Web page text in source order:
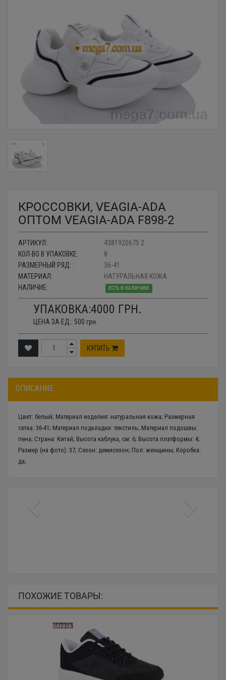
КРОССОВКИ, VEAGIA-ADA
ОПТОМ VEAGIA-ADA F898-2
АРТИКУЛ:
4381920675 2
КОЛ-ВО В УПАКОВКЕ:
8
РАЗМЕРНЫЙ РЯД: :
36-41
МАТЕРИАЛ:
НАТУРАЛЬНАЯ КОЖА
НАЛИЧИЕ:
ЕСТЬ В НАЛИЧИИ
УПАКОВКА:4000 ГРН.
ЦЕНА ЗА ЕД.: 500 грн.
КУПИТЬ
ОПИСАНИЕ
Цвет: белый; Материал изделия: натуральная кожа; Размерная
сетка: 36-41; Материал подкладки: текстиль; Материал подошвы:
пена; Страна: Китай; Высота каблука, см: 6; Высота платформы: 4;
Размер (на фото): 37; Сезон: демисезон; Пол: женщины; Коробка:
да;
ПОХОЖИЕ ТОВАРЫ: